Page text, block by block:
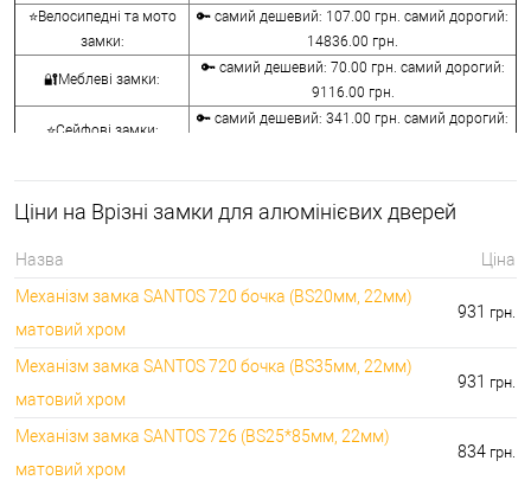
⭐Велосипедні та мото
замки:
🔑 самий дешевий: 107.00 грн. самий дорогий:
14836.00 грн.
🔐Меблеві замки:
🔑 самий дешевий: 70.00 грн. самий дорогий:
9116.00 грн.
⭐Сейфові замки:
🔑 самий дешевий: 341.00 грн. самий дорогий:
🔐Кодові замки:
⭐Протипожежна
🔑 самий дешевий: 290.00 грн. самий дорогий:
🔐Замки для ролетів:
🔑 самий дешевий: 600.00 грн. самий дорогий:
660.00 грн.
Ціни на Врізні замки для алюмінієвих дверей
Назва
Ціна
Механізм замка SANTOS 720 бочка (BS20мм, 22мм)
матовий хром
931 грн.
Механізм замка SANTOS 720 бочка (BS35мм, 22мм)
матовий хром
931 грн.
Механізм замка SANTOS 726 (BS25*85мм, 22мм)
матовий хром
834 грн.